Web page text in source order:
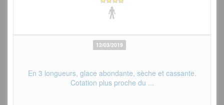
12/03/2019
En 3 longueurs, glace abondante, sèche et cassante.
Cotation plus proche du ...